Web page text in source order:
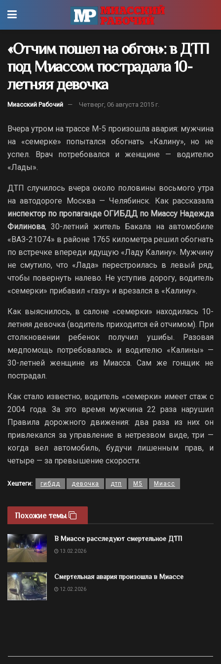
«Отчим пошел на обгон»: в ДТП
под Миассом пострадала 10-
летняя девочка
Миасский Рабочий Четверг, 06 августа 2015 г.
Вчера утром на трассе М-5 произошла авария: мужчина
на «семерке» попытался обогнать «Калину», но не
успел. Врач потребовался и женщине — водителю
«Лады».
ДТП случилось вчера около половины восьмого утра
на автодороге Москва — Челябинск. Как рассказала
инспектор по пропаганде ОГИБДД по Миассу Надежда
Филинова, 30-летний житель Бакала на автомобиле
«ВАЗ-21074» в районе 1765 километра решил обогнать
по встречке впереди идущую «Ладу Калину». Мужчину
не смутило, что «Лада» перестроилась в левый ряд,
чтобы повернуть налево. Не уступив дорогу, водитель
«семерки» прибавил «газу» и врезался в «Калину».
Как выяснилось, в салоне «семерки» находилась 10-
летняя девочка (водитель приходится ей отчимом). При
столкновении ребенок получил ушибы. Разовая
медпомощь потребовалась и водителю «Калины» —
30-летней женщине из Миасса. Сам же гонщик не
пострадал.
Как стало известно, водитель «семерки» имеет стаж с
2004 года. За это время мужчина 22 раза нарушил
Правила дорожного движения: два раза из них он
привлекался за управление в нетрезвом виде, три —
когда вел автомобиль, будучи лишенным прав, и
четыре — за превышение скорости.
Хештеги: гибдд девочка дтп М5 Миасс
Похожие темы
В Миассе расследуют смертельное ДТП
13.02.2026
Смертельная авария произошла в Миассе
12.02.2026